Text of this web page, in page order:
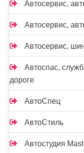
Автосервис,
Автосервис,
Автосервис,
Автоспас,
дороге
АвтоСпец
АвтоСтиль
Автостудия